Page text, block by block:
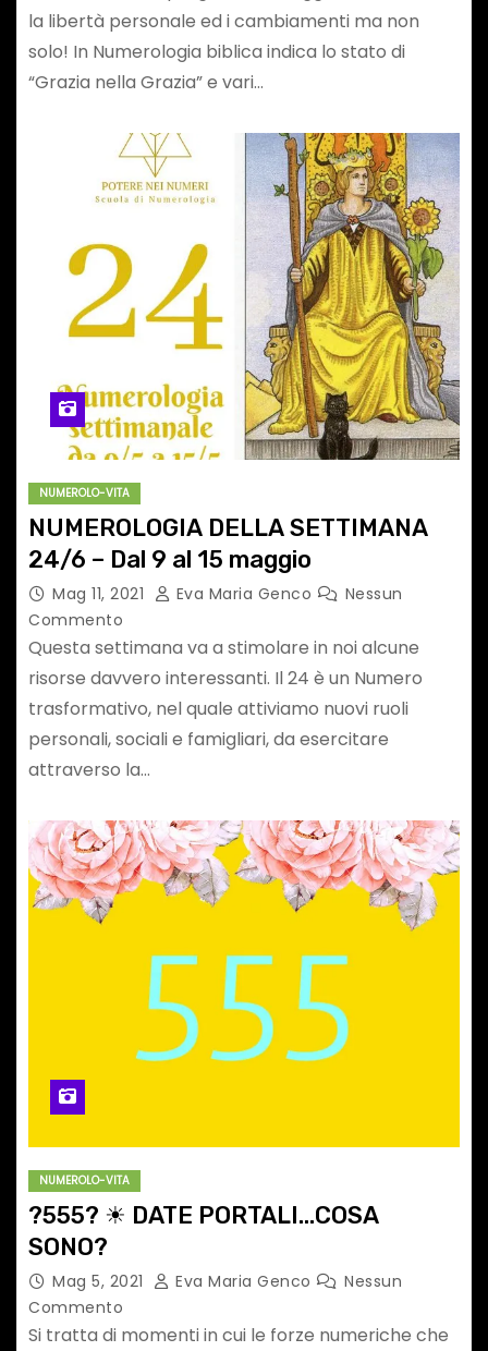
la libertà personale ed i cambiamenti ma non
solo! In Numerologia biblica indica lo stato di
“Grazia nella Grazia” e vari…
NUMEROLO-VITA
NUMEROLOGIA DELLA SETTIMANA
24/6 – Dal 9 al 15 maggio
Mag 11, 2021 Eva Maria Genco
Nessun
Commento
Questa settimana va a stimolare in noi alcune
risorse davvero interessanti. Il 24 è un Numero
trasformativo, nel quale attiviamo nuovi ruoli
personali, sociali e famigliari, da esercitare
attraverso la…
NUMEROLO-VITA
?555? ☀ DATE PORTALI…COSA
SONO?
Mag 5, 2021 Eva Maria Genco
Nessun
Commento
Si tratta di momenti in cui le forze numeriche che